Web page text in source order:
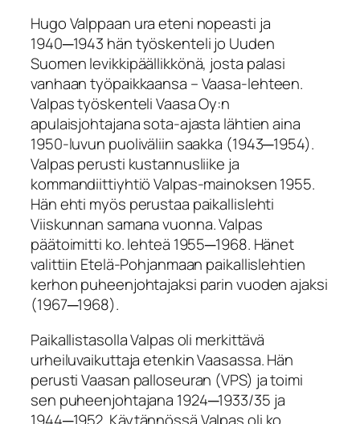
Hugo Valppaan ura eteni nopeasti ja
1940─1943 hän työskenteli jo Uuden
Suomen levikkipäällikkönä, josta palasi
vanhaan työpaikkaansa – Vaasa-lehteen.
Valpas työskenteli Vaasa Oy:n
apulaisjohtajana sota-ajasta lähtien aina
1950-luvun puoliväliin saakka (1943─1954).
Valpas perusti kustannusliike ja
kommandiittiyhtiö Valpas-mainoksen 1955.
Hän ehti myös perustaa paikallislehti
Viiskunnan samana vuonna. Valpas
päätoimitti ko. lehteä 1955─1968. Hänet
valittiin Etelä-Pohjanmaan paikallislehtien
kerhon puheenjohtajaksi parin vuoden ajaksi
(1967─1968).
Paikallistasolla Valpas oli merkittävä
urheiluvaikuttaja etenkin Vaasassa. Hän
perusti Vaasan palloseuran (VPS) ja toimi
sen puheenjohtajana 1924─1933/35 ja
1944─1952. Käytännössä Valpas oli ko.